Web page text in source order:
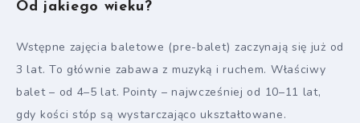
Od jakiego wieku?
Wstępne zajęcia baletowe (pre-balet) zaczynają się już od
3 lat. To głównie zabawa z muzyką i ruchem. Właściwy
balet – od 4–5 lat. Pointy – najwcześniej od 10–11 lat,
gdy kości stóp są wystarczająco ukształtowane.